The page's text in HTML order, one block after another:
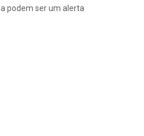
podem ser um alerta